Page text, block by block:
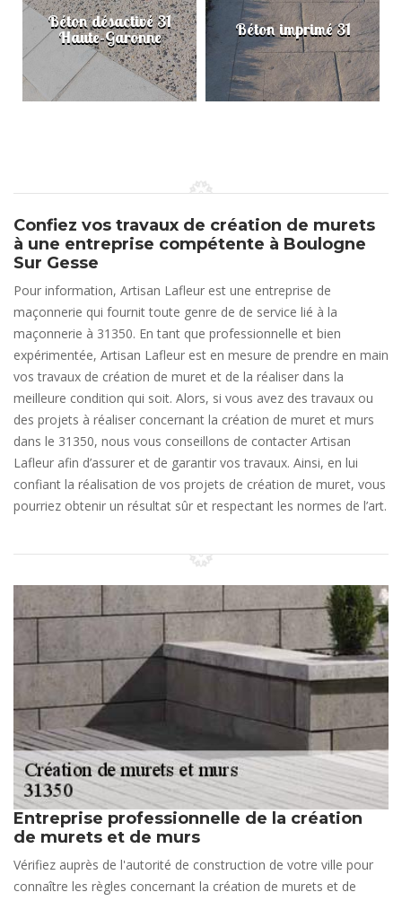
Béton désactivé 31
Haute-Garonne Béton imprimé 31
Confiez vos travaux de création de murets
à une entreprise compétente à Boulogne
Sur Gesse
Pour information, Artisan Lafleur est une entreprise de
maçonnerie qui fournit toute genre de de service lié à la
maçonnerie à 31350. En tant que professionnelle et bien
expérimentée, Artisan Lafleur est en mesure de prendre en main
vos travaux de création de muret et de la réaliser dans la
meilleure condition qui soit. Alors, si vous avez des travaux ou
des projets à réaliser concernant la création de muret et murs
dans le 31350, nous vous conseillons de contacter Artisan
Lafleur afin d’assurer et de garantir vos travaux. Ainsi, en lui
confiant la réalisation de vos projets de création de muret, vous
pourriez obtenir un résultat sûr et respectant les normes de l’art.
Entreprise professionnelle de la création
de murets et de murs
Vérifiez auprès de l'autorité de construction de votre ville pour
connaître les règles concernant la création de murets et de